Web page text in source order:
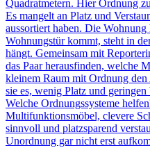
Quadratmetern. Hier Ordnung
Es mangelt an Platz und
aussortiert haben. Die
Wohnungstür kommt, steht in
hängt. Gemeinsam mit
das Paar herausfinden, welche
kleinem Raum mit Ordnung
sie es, wenig Platz und
Welche Ordnungssysteme
Multifunktionsmöbel, clevere
sinnvoll und platzsparend
Unordnung gar nicht erst